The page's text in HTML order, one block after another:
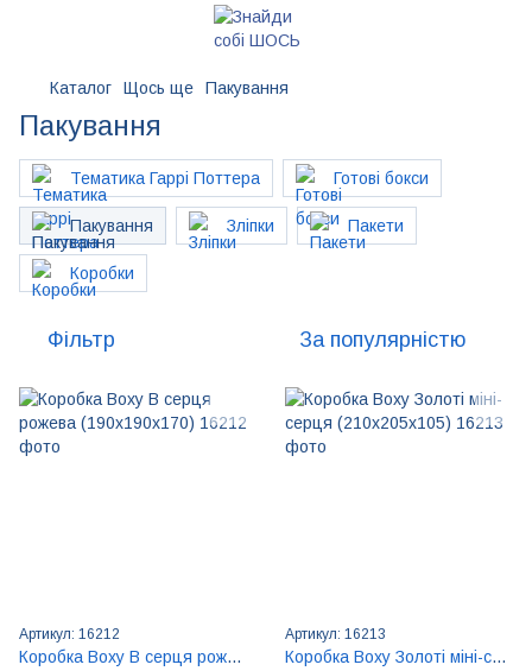
Каталог Щось ще Пакування
Пакування
Тематика Гаррі Поттера Готові бокси
Пакування Зліпки Пакети
Коробки
Фільтр За популярністю
Артикул: 16212
Коробка Boxy В серця рожева (190x190x170)
Артикул: 16213
Коробка Boxy Золоті міні-серця (210x205x105)